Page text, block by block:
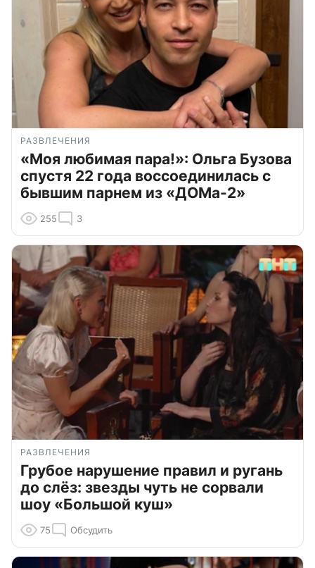
РАЗВЛЕЧЕНИЯ
«Моя любимая пара!»: Ольга Бузова
спустя 22 года воссоединилась с
бывшим парнем из «ДОМа-2»
255 3
РАЗВЛЕЧЕНИЯ
Грубое нарушение правил и ругань
до слёз: звезды чуть не сорвали
шоу «Большой куш»
75 Обсудить